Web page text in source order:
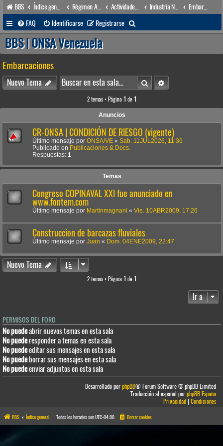
BBS Índice general Régimen Acuático venezolano Actividades conexas Industria Naval
Embarcaciones
FAQ
Identificarse Registrarse
u
a
r
BBS | ONSA Venezuela
Embarcaciones
Nuevo Tema BuscarBúsqueda avanzada
2 temas • Página 1 de 1
Anuncios
CR-ONSA | CONDICIÓN DE RIESGO (vigente)
Último mensaje por ONSA/VE « Sab. 11JUL2026, 11:36
Publicado en Publicaciones & Docs.
Respuestas: 1
Temas
Congreso COPINAVAL XXI fue anunciado en
www.fontem.com
Último mensaje por Martinmagnani « Vie. 10ABR2009, 17:26
Construccion de barcazas fluviales
Último mensaje por Juan « Dom. 04ENE2009, 22:47
Nuevo Tema
2 temas • Página 1 de 1
Ir a
PERMISOS DEL FORO
No puedeabrir nuevos temas en esta sala
No puederesponder a temas en esta sala
No puedeeditar sus mensajes en esta sala
No puedeborrar sus mensajes en esta sala
No puedeenviar adjuntos en esta sala
Desarrollado porphpBB® Forum Software © phpBB Limited
Traducción al español porphpBB España
Privacidad|Condiciones
BBS Índice general Todos los horarios sonUTC-04:00 Borrar cookies